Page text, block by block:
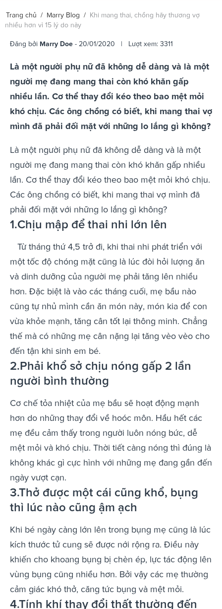
Trang chủ / Marry Blog / Khi mang thai, chồng hãy thương vợ
nhiều hơn vì 15 lý do này
Đăng bởi Marry Doe - 20/01/2020 | Lượt xem: 3311
Là một người phụ nữ đã không dễ dàng và là một
người mẹ đang mang thai còn khó khăn gấp
nhiều lần. Cơ thể thay đổi kéo theo bao mệt mỏi
khó chịu. Các ông chồng có biết, khi mang thai vợ
mình đã phải đối mặt với những lo lắng gì không?
Là một người phụ nữ đã không dễ dàng và là một
người mẹ đang mang thai còn khó khăn gấp nhiều
lần. Cơ thể thay đổi kéo theo bao mệt mỏi khó chịu.
Các ông chồng có biết, khi mang thai vợ mình đã
phải đối mặt với những lo lắng gì không?
1.Chịu mập để thai nhi lớn lên
Từ tháng thứ 4,5 trở đi, khi thai nhi phát triển với
một tốc độ chóng mặt cũng là lúc đòi hỏi lượng ăn
và dinh dưỡng của người mẹ phải tăng lên nhiều
hơn. Đặc biệt là vào các tháng cuối, mẹ bầu nào
cũng tự nhủ mình cần ăn món này, món kia để con
vừa khỏe mạnh, tăng cân tốt lại thông minh. Chẳng
thế mà có những mẹ cân nặng lại tăng vèo vèo cho
đến tận khi sinh em bé.
2.Phải khổ sở chịu nóng gấp 2 lần
người bình thường
Cơ chế tỏa nhiệt của mẹ bầu sẽ hoạt động mạnh
hơn do những thay đổi về hoóc môn. Hầu hết các
mẹ đều cảm thấy trong người luôn nóng bức, dễ
mệt mỏi và khó chịu. Thời tiết càng nóng thì đúng là
không khác gì cực hình với những mẹ đang gần đến
ngày vượt cạn.
3.Thở được một cái cũng khổ, bụng
thì lúc nào cũng ậm ạch
Khi bé ngày càng lớn lên trong bụng mẹ cũng là lúc
kích thước tử cung sẽ được nới rộng ra. Điều này
khiến cho khoang bụng bị chèn ép, lực tác động lên
vùng bụng cũng nhiều hơn. Bởi vậy các mẹ thường
cảm giác khó thở, căng tức bụng và mệt mỏi.
4.Tính khí thay đổi thất thường đến